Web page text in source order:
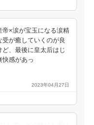
帝×涙が宝玉になる涙精
が癒していくのが良
、最後に皇太后はじ
快感があっ
2023年04月27日